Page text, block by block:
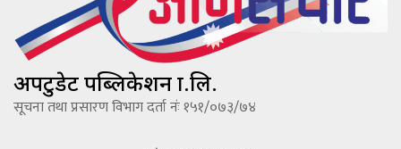
अपटुडेट पब्लिकेशन प्रा.लि.
सूचना तथा प्रसारण विभाग दर्ता नंः १५१/०७३/७४